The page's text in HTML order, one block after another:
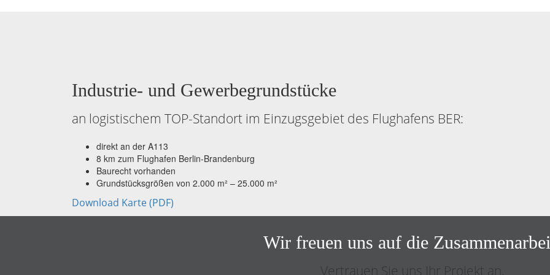
Industrie- und Gewerbegrundstücke
an logistischem TOP-Standort im Einzugsgebiet des Flughafens BER:
direkt an der A113
8 km zum Flughafen Berlin-Brandenburg
Baurecht vorhanden
Grundstücksgrößen von 2.000 m² – 25.000 m²
Download Karte (PDF)
Wir freuen uns auf die
Vertrauen Sie uns Ihr Projekt an.